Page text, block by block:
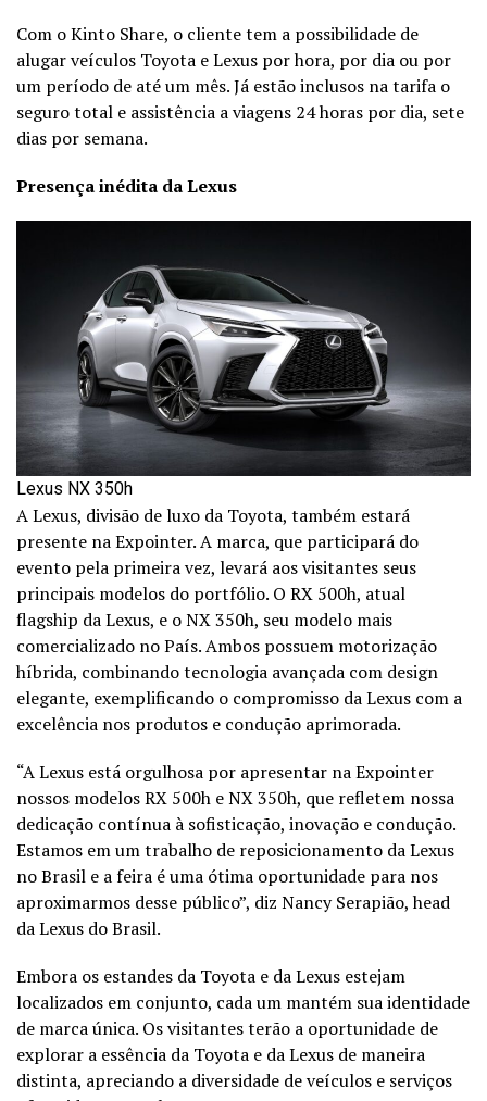
Com o Kinto Share, o cliente tem a possibilidade de
alugar veículos Toyota e Lexus por hora, por dia ou por
um período de até um mês. Já estão inclusos na tarifa o
seguro total e assistência a viagens 24 horas por dia, sete
dias por semana.
Presença inédita da Lexus
Lexus NX 350h
A Lexus, divisão de luxo da Toyota, também estará
presente na Expointer. A marca, que participará do
evento pela primeira vez, levará aos visitantes seus
principais modelos do portfólio. O RX 500h, atual
flagship da Lexus, e o NX 350h, seu modelo mais
comercializado no País. Ambos possuem motorização
híbrida, combinando tecnologia avançada com design
elegante, exemplificando o compromisso da Lexus com a
excelência nos produtos e condução aprimorada.
“A Lexus está orgulhosa por apresentar na Expointer
nossos modelos RX 500h e NX 350h, que refletem nossa
dedicação contínua à sofisticação, inovação e condução.
Estamos em um trabalho de reposicionamento da Lexus
no Brasil e a feira é uma ótima oportunidade para nos
aproximarmos desse público”, diz Nancy Serapião, head
da Lexus do Brasil.
Embora os estandes da Toyota e da Lexus estejam
localizados em conjunto, cada um mantém sua identidade
de marca única. Os visitantes terão a oportunidade de
explorar a essência da Toyota e da Lexus de maneira
distinta, apreciando a diversidade de veículos e serviços